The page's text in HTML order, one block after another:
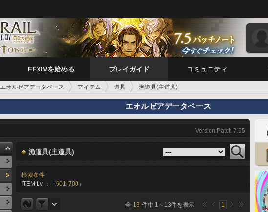
FFXIVを始める プレイガイド コミュニティ
エオルゼアデータベース アイテム 道具 漁道具(主道具)
エオルゼアデータベース
Version:Patch 7.55
漁道具(主道具)
検索条件
ITEM Lv ：「 601-700 」
全 13 件中 1 ～ 13件を表示 1